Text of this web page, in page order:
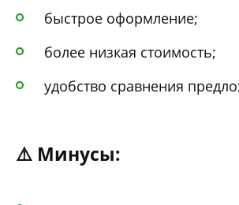
быстрое оформление;
более низкая стоимость;
удобство сравнения
⚠️ Минусы: